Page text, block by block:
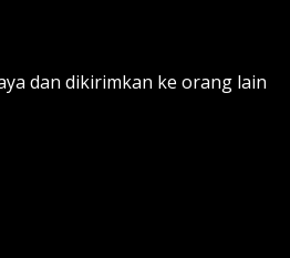
dan dikirimkan ke orang lain